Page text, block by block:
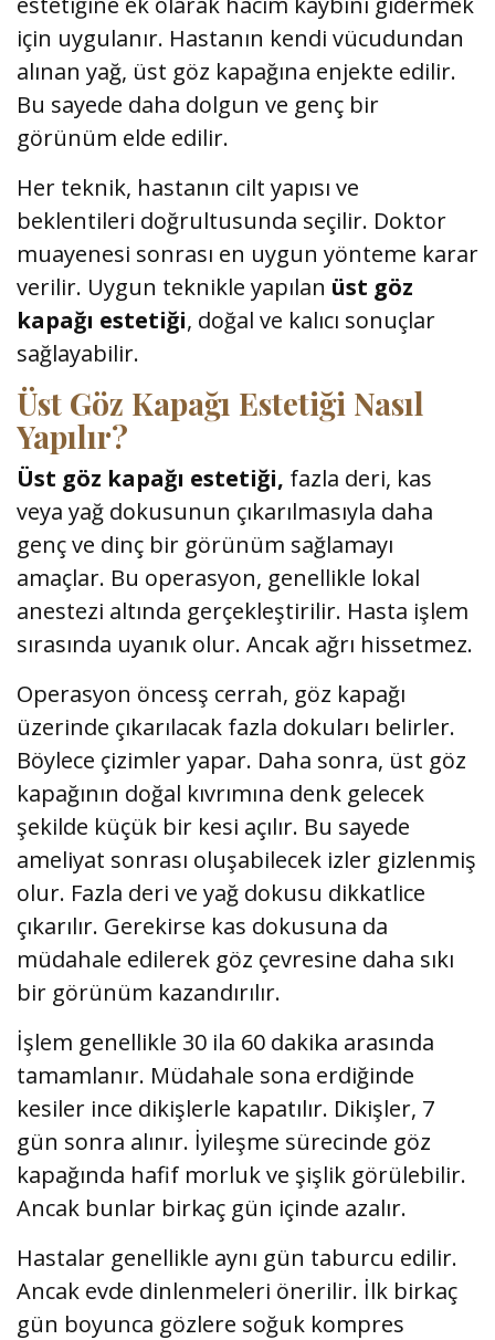
için uygulanır. Hastanın kendi vücudundan
alınan yağ, üst göz kapağına enjekte edilir.
Bu sayede daha dolgun ve genç bir
görünüm elde edilir.
Her teknik, hastanın cilt yapısı ve
beklentileri doğrultusunda seçilir. Doktor
muayenesi sonrası en uygun yönteme karar
verilir. Uygun teknikle yapılan üst göz
kapağı estetiği, doğal ve kalıcı sonuçlar
sağlayabilir.
Üst Göz Kapağı Estetiği Nasıl
Yapılır?
Üst göz kapağı estetiği, fazla deri, kas
veya yağ dokusunun çıkarılmasıyla daha
genç ve dinç bir görünüm sağlamayı
amaçlar. Bu operasyon, genellikle lokal
anestezi altında gerçekleştirilir. Hasta işlem
sırasında uyanık olur. Ancak ağrı hissetmez.
Operasyon öncesş cerrah, göz kapağı
üzerinde çıkarılacak fazla dokuları belirler.
Böylece çizimler yapar. Daha sonra, üst göz
kapağının doğal kıvrımına denk gelecek
şekilde küçük bir kesi açılır. Bu sayede
ameliyat sonrası oluşabilecek izler gizlenmiş
olur. Fazla deri ve yağ dokusu dikkatlice
çıkarılır. Gerekirse kas dokusuna da
müdahale edilerek göz çevresine daha sıkı
bir görünüm kazandırılır.
İşlem genellikle 30 ila 60 dakika arasında
tamamlanır. Müdahale sona erdiğinde
kesiler ince dikişlerle kapatılır. Dikişler, 7
gün sonra alınır. İyileşme sürecinde göz
kapağında hafif morluk ve şişlik görülebilir.
Ancak bunlar birkaç gün içinde azalır.
Hastalar genellikle aynı gün taburcu edilir.
Ancak evde dinlenmeleri önerilir. İlk birkaç
gün boyunca gözlere soğuk kompres